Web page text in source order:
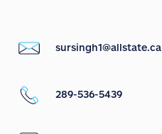
sursingh1@allstate.ca
289-536-5439